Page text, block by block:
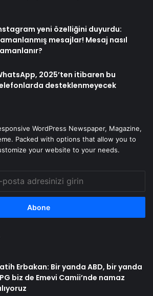
yeni özelliğini duyurdu:
mesajlar! Mesaj nasıl
2025’ten itibaren bu
desteklenmeyecek
WordPress Newspaper, Magazine,
Packed with options that allow you to
your website to your needs.
Erbakan: Bir yanda ABD, bir yanda
biz de Emevi Camii’nde namaz